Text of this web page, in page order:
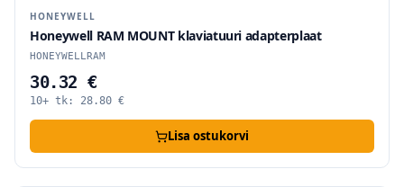
HONEYWELL
Honeywell RAM MOUNT klaviatuuri adapterplaat
HONEYWELLRAM
30.32 €
10+ tk: 28.80 €
Lisa ostukorvi